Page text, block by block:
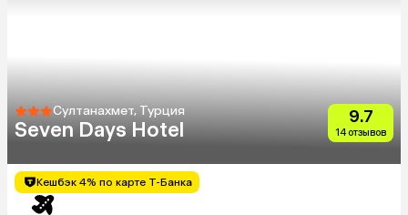
Султанахмет, Турция
Seven Days Hotel
9.7
14 отзывов
Кешбэк 4% по карте Т-Банка